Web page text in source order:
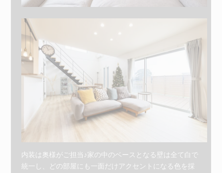
内装は奥様がご担当♪家の中のベースとなる壁は全て白で
統一し、どの部屋にも一面だけアクセントになる色を採